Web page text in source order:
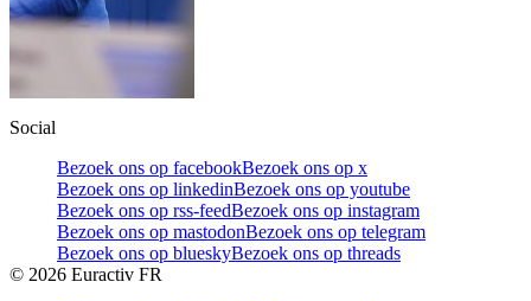
Social
Bezoek ons op facebookBezoek ons op x
Bezoek ons op linkedinBezoek ons op youtube
Bezoek ons op rss-feedBezoek ons op instagram
Bezoek ons op mastodonBezoek ons op telegram
Bezoek ons op blueskyBezoek ons op threads
© 2026 Euractiv FR